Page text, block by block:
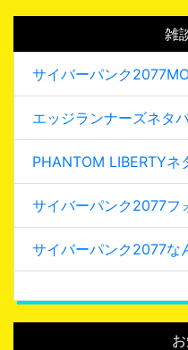
雑
サイバーパンク
エッジランナーズネタ
PHANTOM LIBERTYネ
サイバーパンク2077フ
サイバーパンク2077な